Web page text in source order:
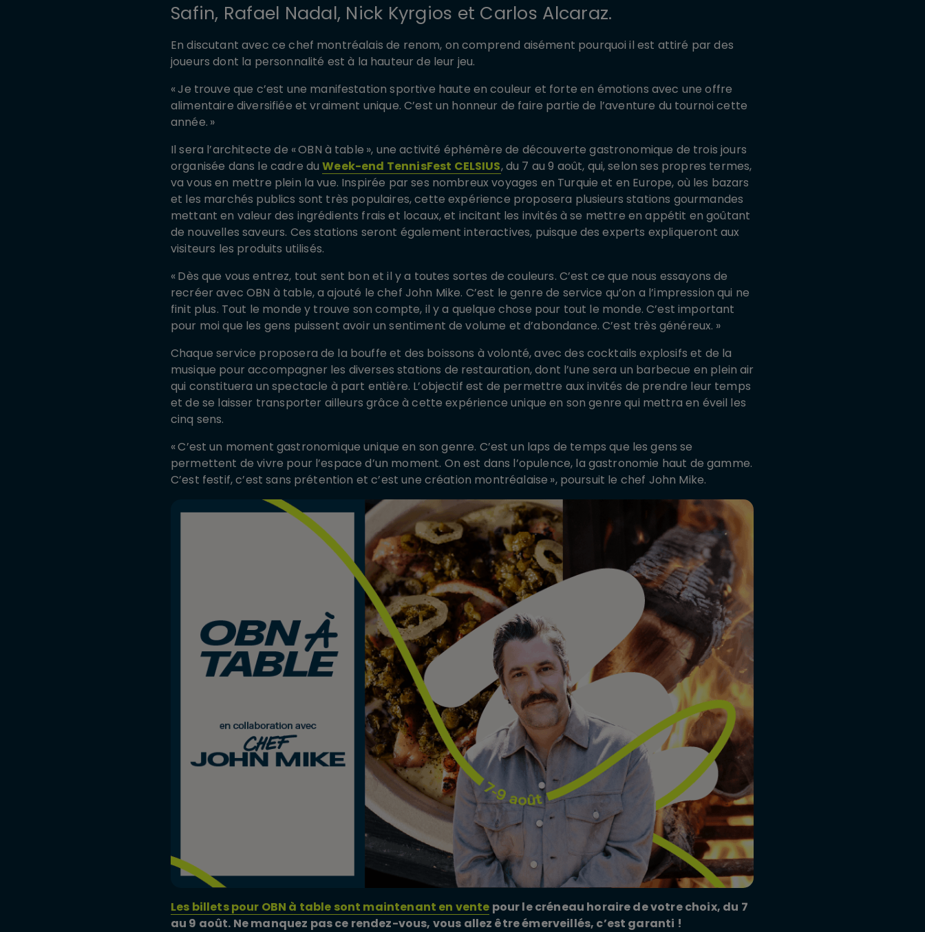
Safin, Rafael Nadal, Nick Kyrgios et Carlos Alcaraz.
En discutant avec ce chef montréalais de renom, on comprend aisément pourquoi il est attiré par des
joueurs dont la personnalité est à la hauteur de leur jeu.
«Je trouve que c’est une manifestation sportive haute en couleur et forte en émotions avec une offre
alimentaire diversifiée et vraiment unique. C’est un honneur de faire partie de l’aventure du tournoi cette
année. »
Il sera l’architecte de «OBN à table », une activité éphémère de découverte gastronomique de trois jours
organisée dans le cadre duWeek-end TennisFest CELSIUS, du 7 au 9 août, qui, selon ses propres termes,
va vous en mettre plein la vue. Inspirée par ses nombreux voyages en Turquie et en Europe, où les bazars
et les marchés publics sont très populaires, cette expérience proposera plusieurs stations gourmandes
mettant en valeur des ingrédients frais et locaux, et incitant les invités à se mettre en appétit en goûtant
de nouvelles saveurs. Ces stations seront également interactives, puisque des experts expliqueront aux
visiteurs les produits utilisés.
«Dès que vous entrez, tout sent bon et il y a toutes sortes de couleurs. C’est ce que nous essayons de
recréer avec OBN à table, a ajouté le chef John Mike. C’est le genre de service qu’on a l’impression qui ne
finit plus. Tout le monde y trouve son compte, il y a quelque chose pour tout le monde. C’est important
pour moi que les gens puissent avoir un sentiment de volume et d’abondance. C’est très généreux. »
Chaque service proposera de la bouffe et des boissons à volonté, avec des cocktails explosifs et de la
musique pour accompagner les diverses stations de restauration, dont l’une sera un barbecue en plein air
qui constituera un spectacle à part entière. L’objectif est de permettre aux invités de prendre leur temps
et de se laisser transporter ailleurs grâce à cette expérience unique en son genre qui mettra en éveil les
cinq sens.
«C’est un moment gastronomique unique en son genre. C’est un laps de temps que les gens se
permettent de vivre pour l’espace d’un moment. On est dans l’opulence, la gastronomie haut de gamme.
C’est festif, c’est sans prétention et c’est une création montréalaise », poursuit le chef John Mike.
Les billets pour OBN à table sont maintenant en vente pour le créneau horaire de votre choix, du 7
au 9 août. Ne manquez pas ce rendez-vous, vous allez être émerveillés, c’est garanti !